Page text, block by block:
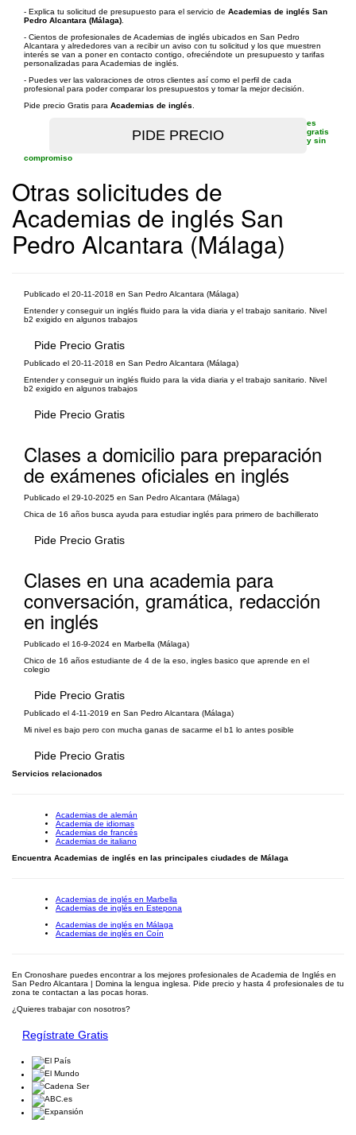
- Explica tu solicitud de presupuesto para el servicio de Academias de inglés San
Pedro Alcantara (Málaga)
- Cientos de profesionales de Academias de inglés ubicados en San Pedro
Alcantara y alrededores van a recibir un aviso con tu solicitud y los que muestren
interés se van a poner en contacto contigo, ofreciéndote un presupuesto y tarifas
personalizadas para Academias de inglés.
- Puedes ver las valoraciones de otros clientes así como el perfil de cada
profesional para poder comparar los presupuestos y tomar la mejor decisión.
Pide precio Gratis para Academias de inglés
es
gratis
y sin
compromiso
Otras solicitudes de
Academias de inglés San
Pedro Alcantara (Málaga)
Publicado el 20-11-2018 en San Pedro Alcantara (Málaga)
Entender y conseguir un inglés fluido para la vida diaria y el trabajo sanitario. Nivel
b2 exigido en algunos trabajos
Pide Precio Gratis
Publicado el 20-11-2018 en San Pedro Alcantara (Málaga)
Entender y conseguir un inglés fluido para la vida diaria y el trabajo sanitario. Nivel
b2 exigido en algunos trabajos
Pide Precio Gratis
Clases a domicilio para preparación
de exámenes oficiales en inglés
Publicado el 29-10-2025 en San Pedro Alcantara (Málaga)
Chica de 16 años busca ayuda para estudiar inglés para primero de bachillerato
Pide Precio Gratis
Clases en una academia para
conversación, gramática, redacción
en inglés
Publicado el 16-9-2024 en Marbella (Málaga)
Chico de 16 años estudiante de 4 de la eso, ingles basico que aprende en el
colegio
Pide Precio Gratis
Publicado el 4-11-2019 en San Pedro Alcantara (Málaga)
Mi nivel es bajo pero con mucha ganas de sacarme el b1 lo antes posible
Pide Precio Gratis
Servicios relacionados
Academias de alemán
Academia de idiomas
Academias de francés
Academias de italiano
Encuentra Academias de inglés en las principales ciudades de Málaga
Academias de inglés en Marbella
Academias de inglés en Estepona
Academias de inglés en Málaga
Academias de inglés en Coín
En Cronoshare puedes encontrar a los mejores profesionales de Academia de Inglés en
San Pedro Alcantara | Domina la lengua inglesa. Pide precio y hasta 4 profesionales de tu
zona te contactan a las pocas horas.
¿Quieres trabajar con nosotros?
Regístrate Gratis